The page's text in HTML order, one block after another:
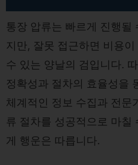
통장 압류는 빠르게 진행될
지만, 잘못 접근하면 비용
수 있는 양날의 검입니다.
정확성과 절차의 효율성을
체계적인 정보 수집과 전문
류 절차를 성공적으로 마칠
게 행운은 따릅니다.